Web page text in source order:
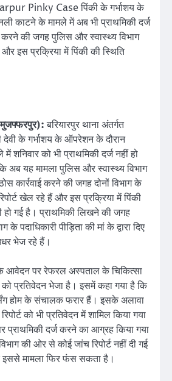
Pinky Case पिंकी के गर्भाशय के
काटने के मामले में अब भी प्राथमिकी दर्ज
करने की जगह पुलिस और स्वास्थ्य विभाग
और इस प्रक्रिया में पिंकी की स्थिति
बरियारपुर थाना अंतर्गत
देवी के गर्भाशय के ऑपरेशन के दौरान
शनिवार को भी प्राथमिकी दर्ज नहीं हो
अब यह मामला पुलिस और स्वास्थ्य विभाग
कार्रवाई करने की जगह दोनों विभाग के
खेल रहे हैं और इस प्रक्रिया में पिंकी
गई है। प्राथमिकी लिखने की जगह
पदाधिकारी पीड़िता की मां के द्वारा दिए
भेज रहे हैं।
के आवेदन पर रेफरल अस्पताल के चिकित्सा
को प्रतिवेदन भेजा है। इसमें कहा गया है कि
होम के संचालक फरार हैं। इसके अलावा
को भी प्रतिवेदन में शामिल किया गया
दर्ज करने का आग्रह किया गया
की ओर से कोई जांच रिपोर्ट नहीं दी गई
इससे मामला फिर फंस सकता है।